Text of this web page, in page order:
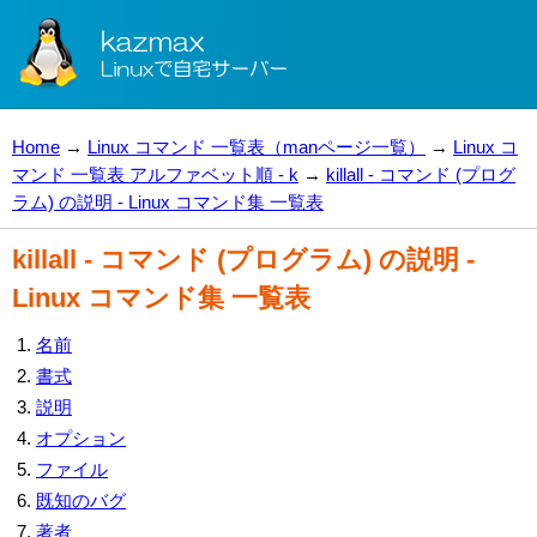
Home → Linux コマンド 一覧表（manページ一覧） → Linux コ
マンド 一覧表 アルファベット順 - k → killall - コマンド (プログ
ラム) の説明 - Linux コマンド集 一覧表
killall - コマンド (プログラム) の説明 -
Linux コマンド集 一覧表
名前
書式
説明
オプション
ファイル
既知のバグ
著者